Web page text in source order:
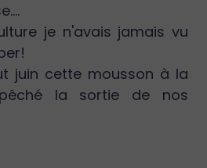
je n'avais jamais vu
juin cette mousson à la
la sortie de nos